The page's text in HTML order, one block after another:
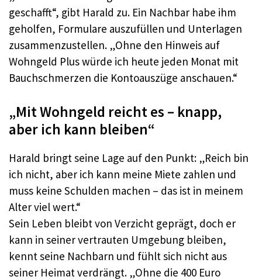
geschafft“, gibt Harald zu. Ein Nachbar habe ihm
geholfen, Formulare auszufüllen und Unterlagen
zusammenzustellen. „Ohne den Hinweis auf
Wohngeld Plus würde ich heute jeden Monat mit
Bauchschmerzen die Kontoauszüge anschauen.“
„Mit Wohngeld reicht es – knapp,
aber ich kann bleiben“
Harald bringt seine Lage auf den Punkt: „Reich bin
ich nicht, aber ich kann meine Miete zahlen und
muss keine Schulden machen – das ist in meinem
Alter viel wert.“
Sein Leben bleibt von Verzicht geprägt, doch er
kann in seiner vertrauten Umgebung bleiben,
kennt seine Nachbarn und fühlt sich nicht aus
seiner Heimat verdrängt. „Ohne die 400 Euro